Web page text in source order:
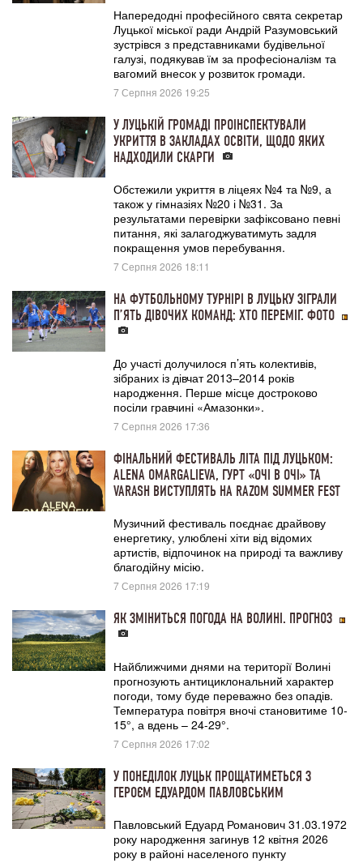
Напередодні професійного свята секретар
Луцької міської ради Андрій Разумовський
зустрівся з представниками будівельної
галузі, подякував їм за професіоналізм та
вагомий внесок у розвиток громади.
7 Серпня 2026 19:25
У ЛУЦЬКІЙ ГРОМАДІ ПРОІНСПЕКТУВАЛИ
УКРИТТЯ В ЗАКЛАДАХ ОСВІТИ, ЩОДО ЯКИХ
НАДХОДИЛИ СКАРГИ
Обстежили укриття в ліцеях №4 та №9, а
також у гімназіях №20 і №31. За
результатами перевірки зафіксовано певні
питання, які залагоджуватимуть задля
покращення умов перебування.
7 Серпня 2026 18:11
НА ФУТБОЛЬНОМУ ТУРНІРІ В ЛУЦЬКУ ЗІГРАЛИ
П’ЯТЬ ДІВОЧИХ КОМАНД: ХТО ПЕРЕМІГ. ФОТО
До участі долучилося п’ять колективів,
зібраних із дівчат 2013–2014 років
народження. Перше місце достроково
посіли гравчині «Амазонки».
7 Серпня 2026 17:36
ФІНАЛЬНИЙ ФЕСТИВАЛЬ ЛІТА ПІД ЛУЦЬКОМ:
ALENA OMARGALIEVA, ГУРТ «ОЧІ В ОЧІ» ТА
VARASH ВИСТУПЛЯТЬ НА RAZOM SUMMER FEST
Музичний фестиваль поєднає драйвову
енергетику, улюблені хіти від відомих
артистів, відпочинок на природі та важливу
благодійну місію.
7 Серпня 2026 17:19
ЯК ЗМІНИТЬСЯ ПОГОДА НА ВОЛИНІ. ПРОГНОЗ
Найближчими днями на території Волині
прогнозують антициклональний характер
погоди, тому буде переважно без опадів.
Температура повітря вночі становитиме 10-
15°, а вдень – 24-29°.
7 Серпня 2026 17:02
У ПОНЕДІЛОК ЛУЦЬК ПРОЩАТИМЕТЬСЯ З
ГЕРОЄМ ЕДУАРДОМ ПАВЛОВСЬКИМ
Павловський Едуард Романович 31.03.1972
року народження загинув 12 квітня 2026
року в районі населеного пункту